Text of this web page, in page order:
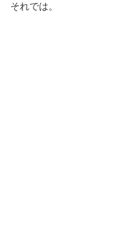
それでは。